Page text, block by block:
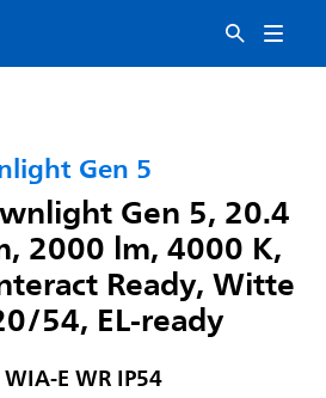
Gen 5
Gen 5, 20.4
2000 lm, 4000 K,
Ready, Witte
54, EL-ready
E WR IP54